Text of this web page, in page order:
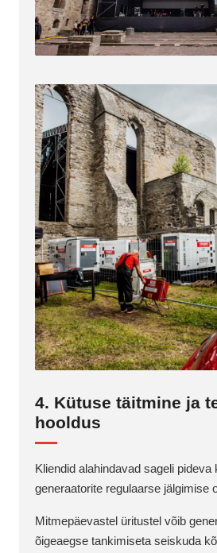
4. Kütuse täitmine ja
hooldus
Kliendid alahindavad sageli
generaatorite regulaarse jälgimise
Mitmepäevastel üritustel võib
õigeaegse tankimiseta seiskuda